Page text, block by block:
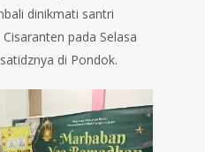
dinikmati santri
pada Selasa
di Pondok.